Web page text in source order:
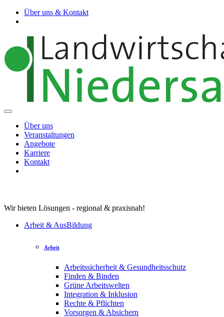
Über uns & Kontakt
Über uns
Veranstaltungen
Angebote
Karriere
Kontakt
Wir bieten Lösungen - regional & praxisnah!
Arbeit & AusBildung
Arbeit
Arbeitssicherheit & Gesundheitsschutz
Finden & Binden
Grüne Arbeitswelten
Integration & Inklusion
Rechte & Pflichten
Vorsorgen & Absichern